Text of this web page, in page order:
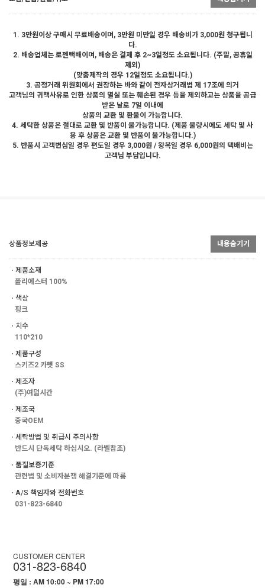
1. 3만원이상 구매시 무료배송이며, 3만원 미만일 경우 배송비가 3,000원 청구됩니
다.
2. 배송업체는 로젠택배이며, 배송은 결제 후 2~3일정도 소요됩니다. (주말, 공휴일
제외)
(맞춤제작의 경우 12일정도 소요됩니다.)
3. 공정거래 위원회에서 권장하는 바와 같이 전자상거래법 제 17조에 의거
고객님의 귀책사유로 인한 상품의 멸실 또는 훼손된 경우 등을 제외하고는 상품을 공급
받은 날로 7일 이내에
상품의 교환 및 환불이 가능합니다.
4. 세탁한 상품은 절대로 교환 및 반품이 불가능합니다. (제품 불량시에도 세탁 및 사
용 후 상품은 교환 및 반품이 불가능합니다.)
5. 반품시 고객변심일 경우 편도일 경우 3,000원 / 왕복일 경우 6,000원의 택배비는
고객님 부담입니다.
상품정보제공 내용숨기기
ㆍ제품소재
폴리에스터 100%
ㆍ색상
핑크
ㆍ치수
110*210
ㆍ제품구성
스키즈2 카펫 SS
ㆍ제조자
(주)여덟시간
ㆍ제조국
중국OEM
ㆍ세탁방법 및 취급시 주의사항
반드시 단독세탁 하십시오. (라벨참조)
ㆍ품질보증기준
관련법 및 소비자분쟁 해결기준에 따름
ㆍA/S 책임자와 전화번호
031-823-6840
CUSTOMER CENTER
031-823-6840
평일 : AM 10:00 ~ PM 17:00